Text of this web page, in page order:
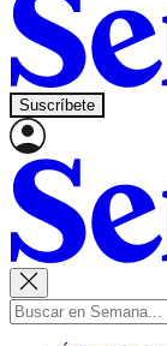
Suscríbete